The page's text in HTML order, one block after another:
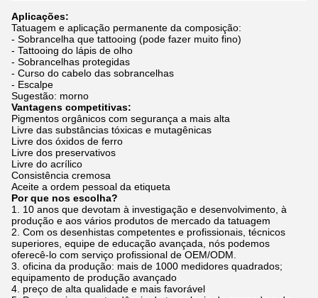
Aplicações:
Tatuagem e aplicação permanente da composição:
- Sobrancelha que tattooing (pode fazer muito fino)
- Tattooing do lápis de olho
- Sobrancelhas protegidas
- Curso do cabelo das sobrancelhas
- Escalpe
Sugestão: morno
Vantagens competitivas:
Pigmentos orgânicos com segurança a mais alta
Livre das substâncias tóxicas e mutagênicas
Livre dos óxidos de ferro
Livre dos preservativos
Livre do acrílico
Consistência cremosa
Aceite a ordem pessoal da etiqueta
Por que nos escolha?
1. 10 anos que devotam à investigação e desenvolvimento, à
produção e aos vários produtos de mercado da tatuagem
2. Com os desenhistas competentes e profissionais, técnicos
superiores, equipe de educação avançada, nós podemos
oferecê-lo com serviço profissional de OEM/ODM.
3. oficina da produção: mais de 1000 medidores quadrados;
equipamento de produção avançado
4. preço de alta qualidade e mais favorável